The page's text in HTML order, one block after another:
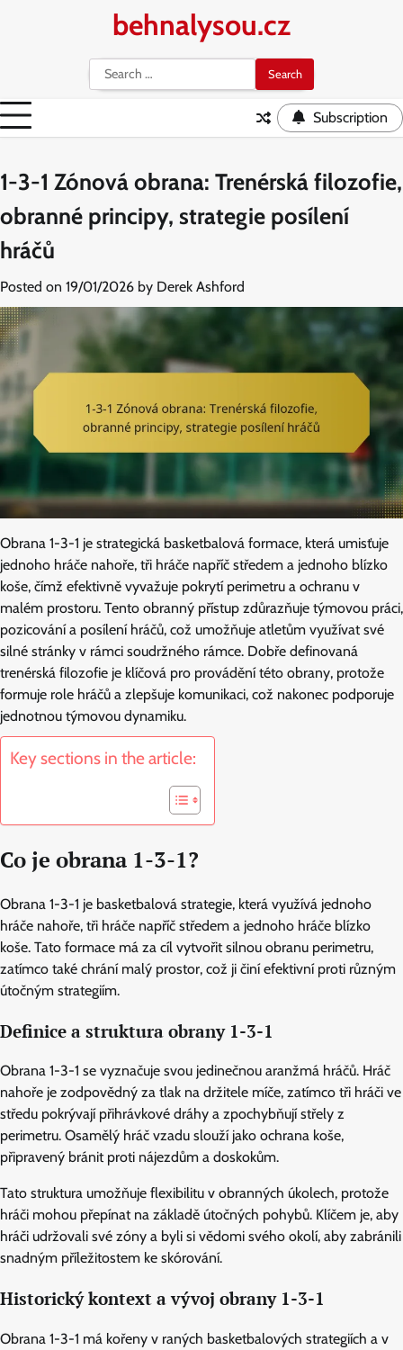
behnalysou.cz
Search
for:
Subscription
1-3-1 Zónová obrana: Trenérská filozofie,
obranné principy, strategie posílení
hráčů
Posted on 19/01/2026 by Derek Ashford
Obrana 1-3-1 je strategická basketbalová formace, která umisťuje
jednoho hráče nahoře, tři hráče napříč středem a jednoho blízko
koše, čímž efektivně vyvažuje pokrytí perimetru a ochranu v
malém prostoru. Tento obranný přístup zdůrazňuje týmovou práci,
pozicování a posílení hráčů, což umožňuje atletům využívat své
silné stránky v rámci soudržného rámce. Dobře definovaná
trenérská filozofie je klíčová pro provádění této obrany, protože
formuje role hráčů a zlepšuje komunikaci, což nakonec podporuje
jednotnou týmovou dynamiku.
Key sections in the article:
Co je obrana 1-3-1?
Obrana 1-3-1 je basketbalová strategie, která využívá jednoho
hráče nahoře, tři hráče napříč středem a jednoho hráče blízko
koše. Tato formace má za cíl vytvořit silnou obranu perimetru,
zatímco také chrání malý prostor, což ji činí efektivní proti různým
útočným strategiím.
Definice a struktura obrany 1-3-1
Obrana 1-3-1 se vyznačuje svou jedinečnou aranžmá hráčů. Hráč
nahoře je zodpovědný za tlak na držitele míče, zatímco tři hráči ve
středu pokrývají přihrávkové dráhy a zpochybňují střely z
perimetru. Osamělý hráč vzadu slouží jako ochrana koše,
připravený bránit proti nájezdům a doskokům.
Tato struktura umožňuje flexibilitu v obranných úkolech, protože
hráči mohou přepínat na základě útočných pohybů. Klíčem je, aby
hráči udržovali své zóny a byli si vědomi svého okolí, aby zabránili
snadným příležitostem ke skórování.
Historický kontext a vývoj obrany 1-3-1
Obrana 1-3-1 má kořeny v raných basketbalových strategiích a v